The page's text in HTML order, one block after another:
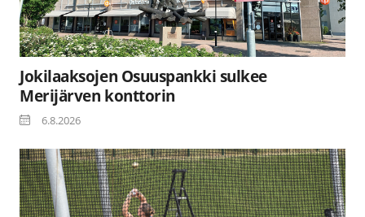
Jokilaaksojen Osuuspankki sulkee
Merijärven konttorin
6.8.2026